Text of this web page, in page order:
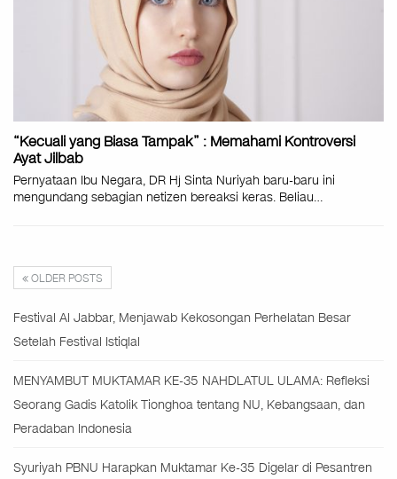
“Kecuali yang Biasa Tampak” : Memahami Kontroversi
Ayat Jilbab
Pernyataan Ibu Negara, DR Hj Sinta Nuriyah baru-baru ini
mengundang sebagian netizen bereaksi keras. Beliau…
OLDER POSTS
Festival Al Jabbar, Menjawab Kekosongan Perhelatan Besar
Setelah Festival Istiqlal
MENYAMBUT MUKTAMAR KE-35 NAHDLATUL ULAMA: Refleksi
Seorang Gadis Katolik Tionghoa tentang NU, Kebangsaan, dan
Peradaban Indonesia
Syuriyah PBNU Harapkan Muktamar Ke-35 Digelar di Pesantren